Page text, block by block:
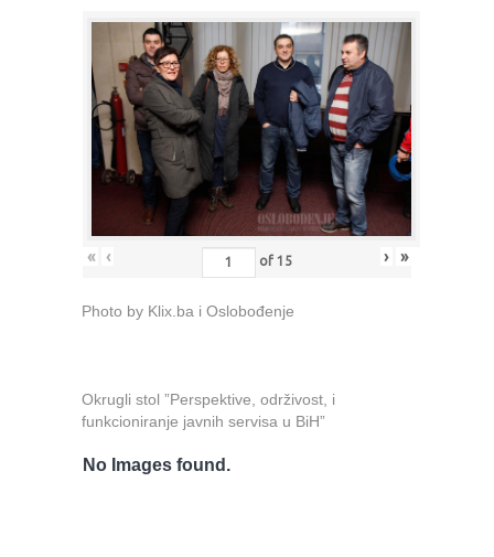
« ‹ of 15 › »
Photo by Klix.ba i Oslobođenje
Okrugli stol ”Perspektive, održivost, i
funkcioniranje javnih servisa u BiH”
No Images found.